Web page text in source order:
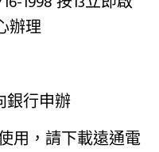
辦理
銀行申辦
用， 請下載遠通電